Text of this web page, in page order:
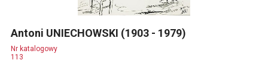
Antoni UNIECHOWSKI (1903 - 1979)
Nr katalogowy
113